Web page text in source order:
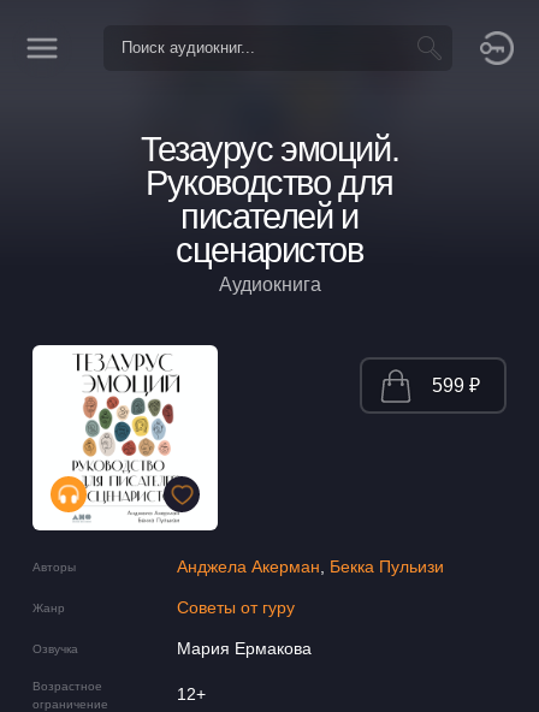
Тезаурус эмоций.
Руководство для
писателей и
сценаристов
Аудиокнига
Авторы Анджела Акерман Бекка Пульизи
Жанр Советы от гуру
Озвучка Мария Ермакова
Возрастное
ограничение
12+
599 ₽